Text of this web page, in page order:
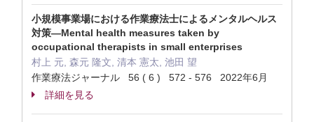
小規模事業場における作業療法士によるメンタルヘルス
対策—Mental health measures taken by
occupational therapists in small enterprises
村上 元, 森元 隆文, 清本 憲太, 池田 望
作業療法ジャーナル 56 ( 6 ) 572 - 576 2022年6月
詳細を見る